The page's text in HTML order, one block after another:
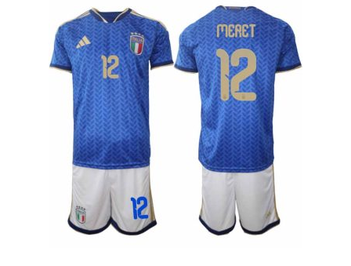
Možnosti
lahko
izberete
na
strani
izdelka